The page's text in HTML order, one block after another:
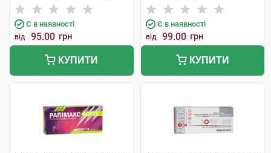
Є в наявності
від 95.00 грн
КУПИТИ
Є в наявності
від 99.00 грн
КУПИТИ